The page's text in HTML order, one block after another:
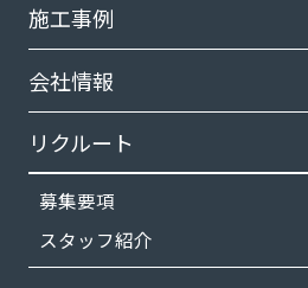
施工事例
会社情報
リクルート
募集要項
スタッフ紹介